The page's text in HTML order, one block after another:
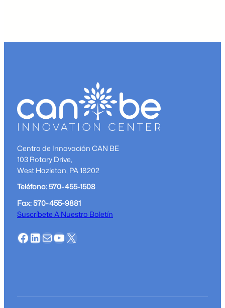
a
la
incubadora
Hazleton
Kitchen
Centro de Innovación CAN BE
103 Rotary Drive,
West Hazleton, PA 18202
Teléfono: 570-455-1508
Fax: 570-455-9881
Suscríbete A Nuestro Boletín
Facebook
LinkedIn
Correo
YouTube
X